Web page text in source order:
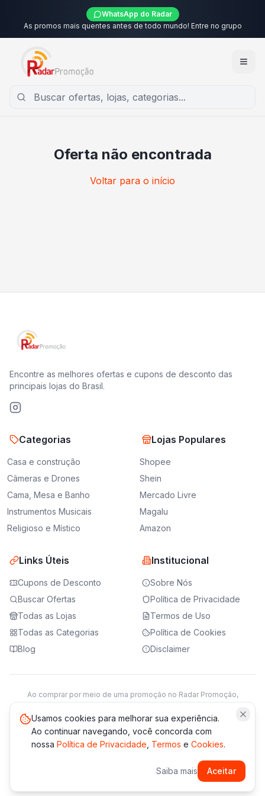
WhatsApp do Radar
As promos mais quentes antes de todo mundo! Entre no grupo
Oferta não encontrada
Voltar para o início
Encontre as melhores ofertas e cupons de desconto das
principais lojas do Brasil.
Categorias
Casa e construção
Câmeras e Drones
Cama, Mesa e Banho
Instrumentos Musicais
Religioso e Místico
Lojas Populares
Shopee
Shein
Mercado Livre
Magalu
Amazon
Links Úteis
Cupons de Desconto
Buscar Ofertas
Todas as Lojas
Todas as Categorias
Blog
Institucional
Sobre Nós
Política de Privacidade
Termos de Uso
Política de Cookies
Disclaimer
Ao comprar por meio de uma promoção no Radar Promoção,
Saiba mais
*Os preços e disponibilidade podem variar. Verifique sempre
Usamos cookies para melhorar sua experiência.
Ao continuar navegando, você concorda com
nossa Política de Privacidade Termos e Cookies.
Saiba mais Aceitar